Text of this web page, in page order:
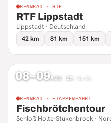
RENNRAD · RTF
RTF Lippstadt
Lippstadt · Deutschland
42 km
81 km 151 km
08–09AUG 26 Sa–So
RENNRAD · ETAPPENFAHRT
Fischbrötchentour
Schloß Holte-Stukenbrock ·